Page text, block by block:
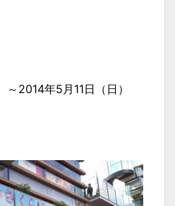
2014年5月11日（日）